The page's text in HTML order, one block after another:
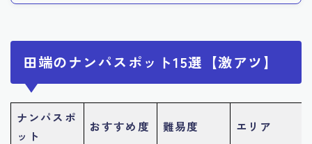
田端のナンパスポット15選【激アツ】
ナンパスポ
ット
おすすめ度 難易度 エリア